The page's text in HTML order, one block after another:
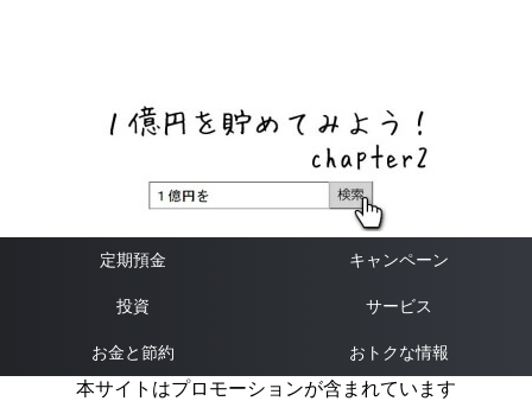
定期預金 キャンペーン
投資 サービス
お金と節約 おトクな情報
本サイトはプロモーションが含まれています